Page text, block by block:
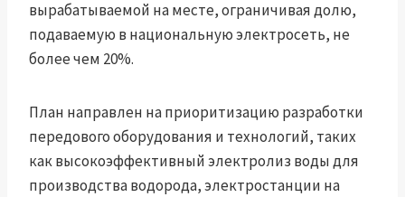
вырабатываемой на месте, ограничивая долю,
подаваемую в национальную электросеть, не
более чем 20%.
План направлен на приоритизацию разработки
передового оборудования и технологий, таких
как высокоэффективный электролиз воды для
производства водорода, электростанции на